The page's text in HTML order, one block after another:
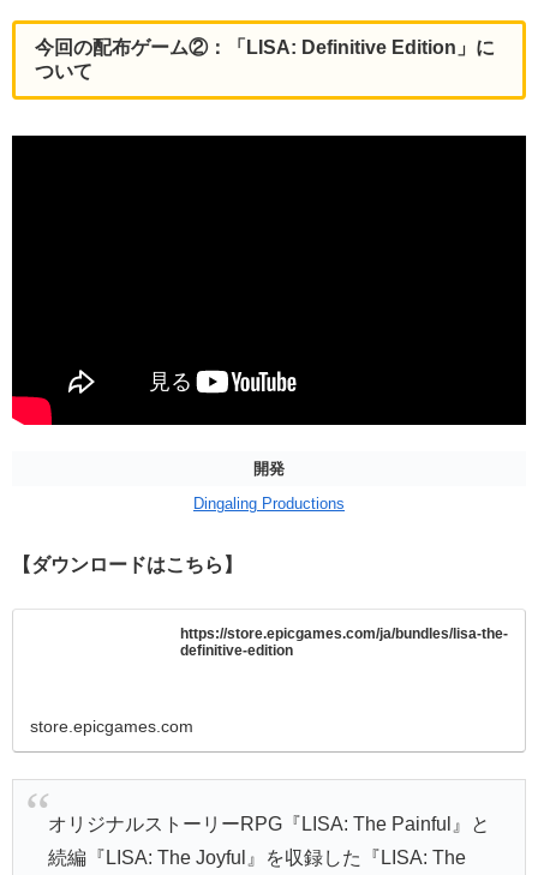
今回の配布ゲーム②：「LISA: Definitive Edition」に
ついて
開発
Dingaling Productions
【ダウンロードはこちら】
https://store.epicgames.com/ja/bundles/lisa-the-
definitive-edition
store.epicgames.com
オリジナルストーリーRPG『LISA: The Painful』と
続編『LISA: The Joyful』を収録した『LISA: The